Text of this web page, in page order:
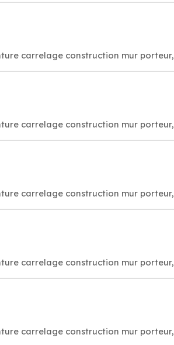
carrelage construction mur porteur,
carrelage construction mur porteur,
carrelage construction mur porteur,
carrelage construction mur porteur,
carrelage construction mur porteur,